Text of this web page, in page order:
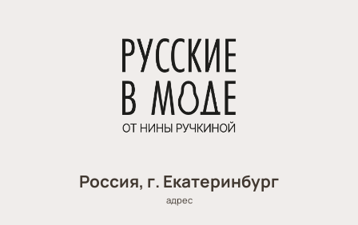
Россия, г. Екатеринбург
адрес